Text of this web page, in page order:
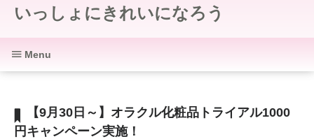
いっしょにきれいになろう
【9月30日～】オラクル化粧品トライアル1000
円キャンペーン実施！
Menu